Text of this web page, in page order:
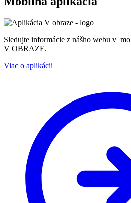
Sledujte informácie z nášho webu v
V OBRAZE.
Viac o aplikácii